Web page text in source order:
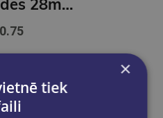
Saspraudes 28mm FOROFIS krāsainas 100gab
×
tiek